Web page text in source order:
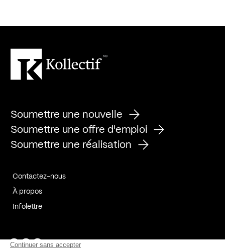
Soumettre une nouvelle
Soumettre une offre d'emploi
Soumettre une réalisation
Contactez-nous
À propos
Infolettre
Page Facebook de Kollectif
Page Instagram de Kollectif
Page Linkedin de Kollectif